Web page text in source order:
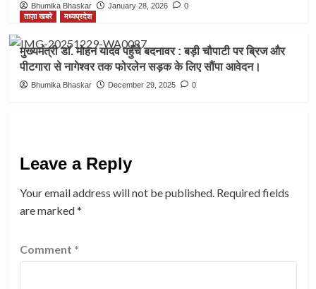
Bhumika Bhaskar January 28, 2026
0
ताज़ा खबरे
मध्यप्रदेश
मुख्यमंत्री डॉ. मोहन यादव पहुँचे बदनावर : बड़ी चौपाटी पर ब्रिज और
पीटगारा से नागेश्वर तक फोरलेन सड़क के लिए सौंपा आवेदन।
Bhumika Bhaskar December 29, 2025 0
Leave a Reply
Your email address will not be published. Required fields
are marked*
Comment *